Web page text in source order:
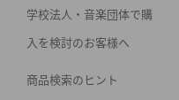
学校法人・音楽団体で購
入を検討のお客様へ
商品検索のヒント